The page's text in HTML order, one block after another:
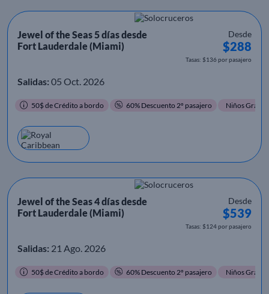
Jewel of the Seas 5 días desde
Fort Lauderdale (Miami)
Desde
$288
Tasas: $136 por pasajero
Salidas: 05 Oct. 2026
50$ de Crédito a bordo 60% Descuento 2º pasajero Niños Gratis
Jewel of the Seas 4 días desde
Fort Lauderdale (Miami)
Desde
$539
Tasas: $124 por pasajero
Salidas: 21 Ago. 2026
50$ de Crédito a bordo 60% Descuento 2º pasajero Niños Gratis